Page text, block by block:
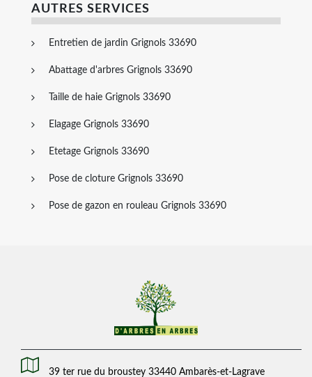
AUTRES SERVICES
Entretien de jardin Grignols 33690
Abattage d'arbres Grignols 33690
Taille de haie Grignols 33690
Elagage Grignols 33690
Etetage Grignols 33690
Pose de cloture Grignols 33690
Pose de gazon en rouleau Grignols 33690
39 ter rue du broustey 33440 Ambarès-et-Lagrave